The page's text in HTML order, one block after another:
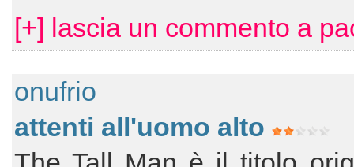
[+] lascia un commento a
onufrio
attenti all'uomo alto